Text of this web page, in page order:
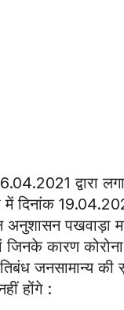
द्वारा
में दिनांक
पखवाड़ा
जिनके कारण
जनसामान्य
होंगे :